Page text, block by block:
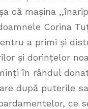
că mașina
Corina
a primi și
și dorințelor
în rândul
după puterile
ce